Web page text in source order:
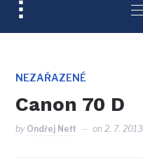
TOGGLE
SIDEBAR
NAVIGATION
NEZAŘAZENÉ
Canon 70 D
by Ondřej Neff on2. 7. 2013